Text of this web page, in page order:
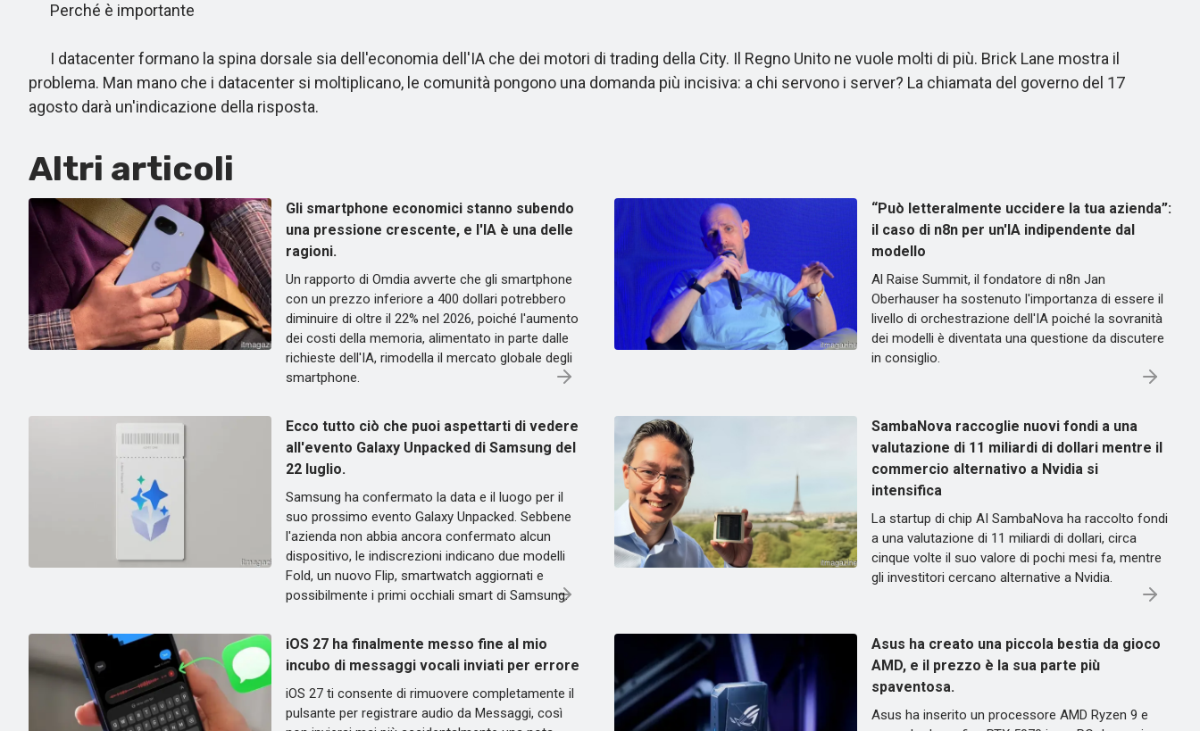
Perché è importante
I datacenter formano la spina dorsale sia dell'economia dell'IA che dei motori di trading della City. Il Regno Unito ne vuole molti di più. Brick Lane mostra il
problema. Man mano che i datacenter si moltiplicano, le comunità pongono una domanda più incisiva: a chi servono i server? La chiamata del governo del 17
agosto darà un'indicazione della risposta.
Altri articoli
Gli smartphone economici stanno subendo
una pressione crescente, e l'IA è una delle
ragioni.
Un rapporto di Omdia avverte che gli smartphone
con un prezzo inferiore a 400 dollari potrebbero
diminuire di oltre il 22% nel 2026, poiché l'aumento
dei costi della memoria, alimentato in parte dalle
richieste dell'IA, rimodella il mercato globale degli
smartphone.
“Può letteralmente uccidere la tua azienda”:
il caso di n8n per un'IA indipendente dal
modello
Al Raise Summit, il fondatore di n8n Jan
Oberhauser ha sostenuto l'importanza di essere il
livello di orchestrazione dell'IA poiché la sovranità
dei modelli è diventata una questione da discutere
in consiglio.
Ecco tutto ciò che puoi aspettarti di vedere
all'evento Galaxy Unpacked di Samsung del
22 luglio.
Samsung ha confermato la data e il luogo per il
suo prossimo evento Galaxy Unpacked. Sebbene
l'azienda non abbia ancora confermato alcun
dispositivo, le indiscrezioni indicano due modelli
Fold, un nuovo Flip, smartwatch aggiornati e
possibilmente i primi occhiali smart di Samsung.
SambaNova raccoglie nuovi fondi a una
valutazione di 11 miliardi di dollari mentre il
commercio alternativo a Nvidia si
intensifica
La startup di chip AI SambaNova ha raccolto fondi
a una valutazione di 11 miliardi di dollari, circa
cinque volte il suo valore di pochi mesi fa, mentre
gli investitori cercano alternative a Nvidia.
iOS 27 ha finalmente messo fine al mio
incubo di messaggi vocali inviati per errore
iOS 27 ti consente di rimuovere completamente il
pulsante per registrare audio da Messaggi, così
Asus ha creato una piccola bestia da gioco
AMD, e il prezzo è la sua parte più
spaventosa.
Asus ha inserito un processore AMD Ryzen 9 e